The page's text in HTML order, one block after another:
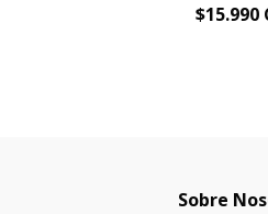
$15.990
Sobre